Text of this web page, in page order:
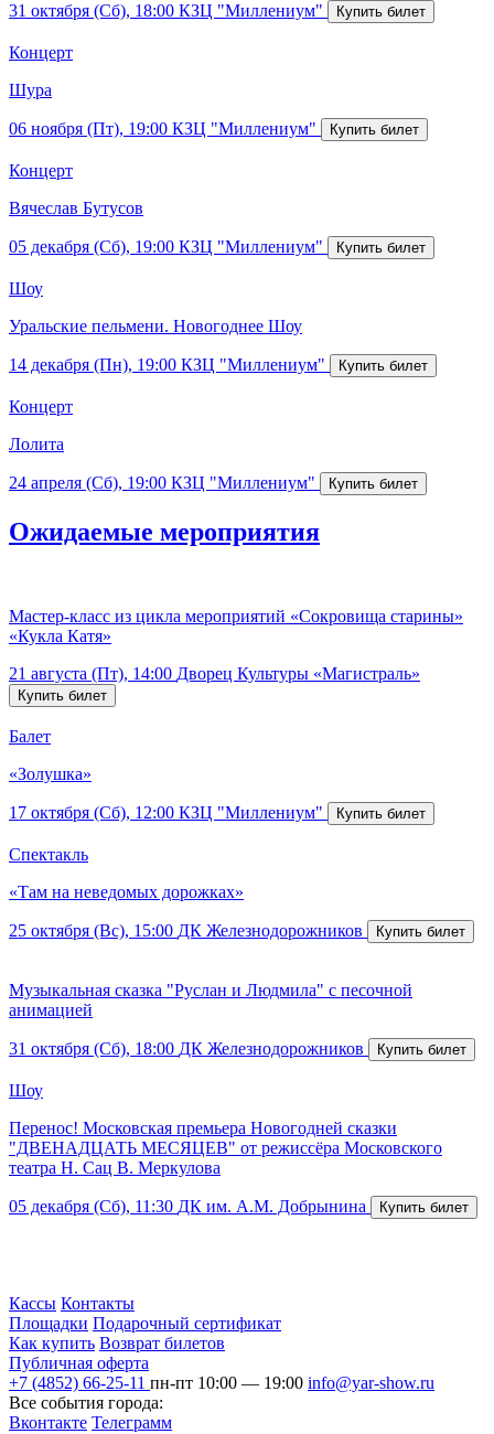
31 октября (Сб), 18:00 КЗЦ "Миллениум"
Концерт
Шура
06 ноября (Пт), 19:00 КЗЦ "Миллениум"
Концерт
Вячеслав Бутусов
05 декабря (Сб), 19:00 КЗЦ "Миллениум"
Шоу
Уральские пельмени. Новогоднее Шоу
14 декабря (Пн), 19:00 КЗЦ "Миллениум"
Концерт
Лолита
24 апреля (Сб), 19:00 КЗЦ "Миллениум"
Ожидаемые мероприятия
Мастер-класс из цикла мероприятий «Сокровища старины»
«Кукла Катя»
21 августа (Пт), 14:00 Дворец Культуры «Магистраль»
Балет
«Золушка»
17 октября (Сб), 12:00 КЗЦ "Миллениум"
Спектакль
«Там на неведомых дорожках»
25 октября (Вс), 15:00 ДК Железнодорожников
Музыкальная сказка "Руслан и Людмила" с песочной
анимацией
31 октября (Сб), 18:00 ДК Железнодорожников
Шоу
Перенос! Московская премьера Новогодней сказки
"ДВЕНАДЦАТЬ МЕСЯЦЕВ" от режиссёра Московского
театра Н. Сац В. Меркулова
05 декабря (Сб), 11:30 ДК им. А.М. Добрынина
Кассы Контакты
Площадки Подарочный сертификат
Как купить Возврат билетов
Публичная оферта
+7 (4852) 66-25-11 пн-пт 10:00 — 19:00 info@yar-show.ru
Все события города:
Вконтакте Телеграмм